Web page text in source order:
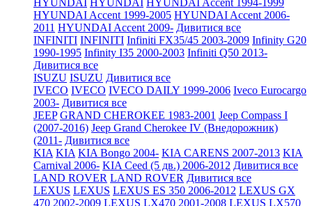
HYUNDAI HYUNDAI HYUNDAI Accent 1994-1999
HYUNDAI Accent 1999-2005 HYUNDAI Accent 2006-
2011 HYUNDAI Accent 2009- Дивитися все
INFINITI INFINITI Infiniti FX35/45 2003-2009 Infinity G20
1990-1995 Infinity I35 2000-2003 Infiniti Q50 2013-
Дивитися все
ISUZU ISUZU Дивитися все
IVECO IVECO IVECO DAILY 1999-2006 Iveco Eurocargo
2003- Дивитися все
JEEP GRAND CHEROKEE 1983-2001 Jeep Compass I
(2007-2016) Jeep Grand Cherokee IV (Внедорожник)
(2011- Дивитися все
KIA KIA KIA Bongo 2004- KIA CARENS 2007-2013 KIA
Carnival 2006- KIA Ceed (5 дв.) 2006-2012 Дивитися все
LAND ROVER LAND ROVER Дивитися все
LEXUS LEXUS LEXUS ES 350 2006-2012 LEXUS GX
470 2002-2009 LEXUS LX470 2001-2008 LEXUS LX570